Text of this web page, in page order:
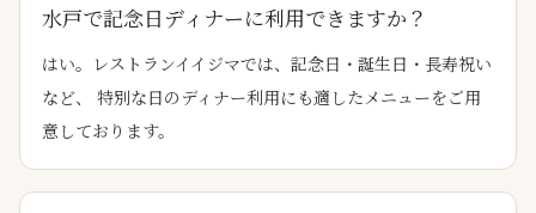
水戸で記念日ディナーに利用できますか？
はい。レストランイイジマでは、記念日・誕生日・長寿祝い
など、 特別な日のディナー利用にも適したメニューをご用
意しております。